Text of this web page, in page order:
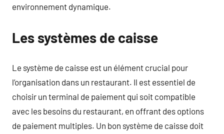
environnement dynamique.
Les systèmes de caisse
Le système de caisse est un élément crucial pour
l’organisation dans un restaurant. Il est essentiel de
choisir un terminal de paiement qui soit compatible
avec les besoins du restaurant, en offrant des options
de paiement multiples. Un bon système de caisse doit